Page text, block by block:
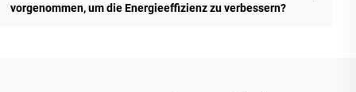
vorgenommen, um die Energieeffizienz zu verbessern?